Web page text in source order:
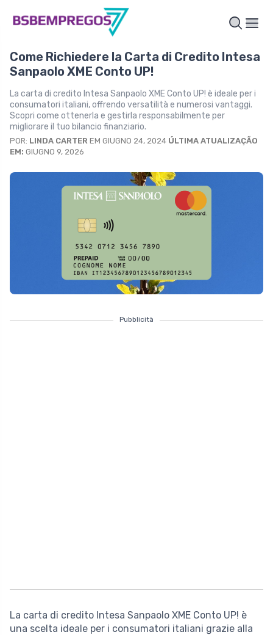
Come Richiedere la Carta di Credito Intesa
Sanpaolo XME Conto UP!
La carta di credito Intesa Sanpaolo XME Conto UP! è ideale per i
consumatori italiani, offrendo versatilità e numerosi vantaggi.
Scopri come ottenerla e gestirla responsabilmente per
migliorare il tuo bilancio finanziario.
POR: LINDA CARTER EM GIUGNO 24, 2024 ÚLTIMA ATUALIZAÇÃO
EM: GIUGNO 9, 2026
Pubblicità
La carta di credito Intesa Sanpaolo XME Conto UP! è
una scelta ideale per i consumatori italiani grazie alla